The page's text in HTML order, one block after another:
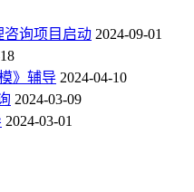
咨询项目启动 2024-09-01
》辅导 2024-04-10
2024-03-09
2024-03-01